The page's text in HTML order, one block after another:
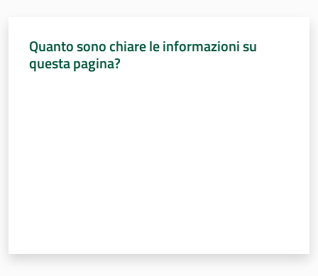
Notizie
Quanto sono chiare le informazioni su
questa pagina?